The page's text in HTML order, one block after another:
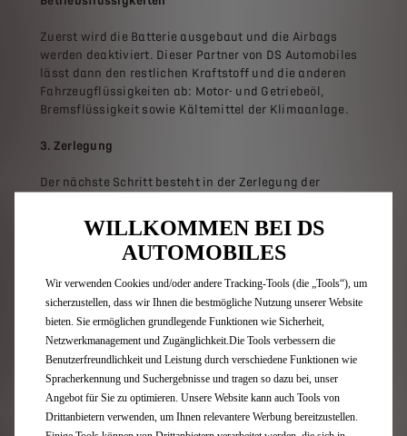
Zuerst wird die Batterie ausgebaut und die Airbags
werden deaktiviert. Dieser Partner von DS Automobiles
lässt dann den restlichen Kraftstoff und die anderen
Fahrzeugflüssigkeiten ab: Motor- und Getriebeöl,
Bremsflüssigkeit sowie Kältemittel der Klimaanlage.
3. Zerlegung
Der nächste Schritt besteht in der Zerlegung der
als Ersatzteile oder zur Wiederaufbereitung. Wenn
Materialien wie Kunststoff und Glas als wirtschaftlich
verwertbar eingestuft werden, werden sie ebenfalls für
4. Lagerung
Umweltgefährdende Stoffe werden aus dem Fahrzeug
entnommen und an Unternehmen weitergeleitet, die
sich auf die Rücknahme oder Beseitigung von Abfällen
spezialisiert haben.
WILLKOMMEN BEI DS
AUTOMOBILES
Wir verwenden Cookies und/oder andere Tracking-Tools (die „Tools“), um
sicherzustellen, dass wir Ihnen die bestmögliche Nutzung unserer Website
bieten. Sie ermöglichen grundlegende Funktionen wie Sicherheit,
Netzwerkmanagement und Zugänglichkeit.Die Tools verbessern die
Benutzerfreundlichkeit und Leistung durch verschiedene Funktionen wie
Spracherkennung und Suchergebnisse und tragen so dazu bei, unser
Angebot für Sie zu optimieren. Unsere Website kann auch Tools von
Drittanbietern verwenden, um Ihnen relevantere Werbung bereitzustellen.